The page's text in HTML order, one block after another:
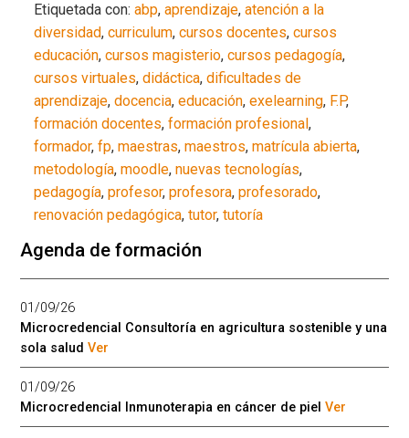
Etiquetada con:abp,aprendizaje,atención a la
diversidad,curriculum,cursos docentes,cursos
educación,cursos magisterio,cursos pedagogía,
cursos virtuales,didáctica,dificultades de
aprendizaje,docencia,educación,exelearning, F.P,
formación docentes,formación profesional,
formador,fp,maestras,maestros,matrícula abierta,
metodología,moodle,nuevas tecnologías,
pedagogía,profesor,profesora,profesorado,
renovación pedagógica,tutor,tutoría
Agenda de formación
01/09/26
Microcredencial Consultoría en agricultura sostenible y una
sola saludVer
01/09/26
Microcredencial Inmunoterapia en cáncer de pielVer